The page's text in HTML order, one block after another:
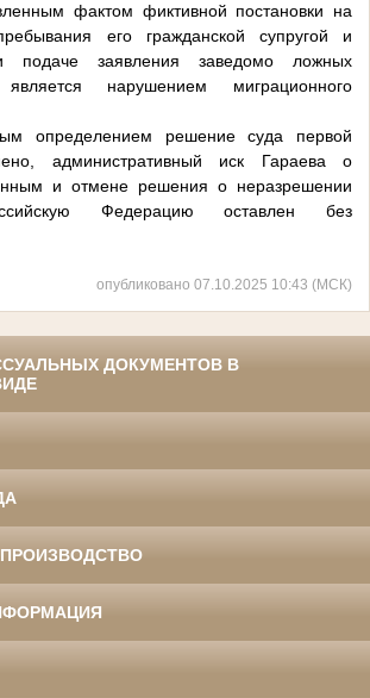
фактом фиктивной постановки на
его гражданской супругой и
подаче заявления заведомо ложных
нарушением миграционного
определением решение суда первой
административный иск Гараева о
и отмене решения о неразрешении
Федерацию оставлен без
опубликовано 07.10.2025 10:43 (МСК)
ДОКУМЕНТОВ В